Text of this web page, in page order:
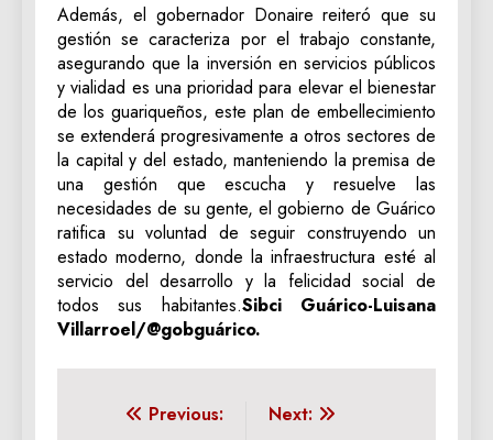
‎Además, el gobernador Donaire reiteró que su
gestión se caracteriza por el trabajo constante,
asegurando que la inversión en servicios públicos
y vialidad es una prioridad para elevar el bienestar
de los guariqueños, este plan de embellecimiento
se extenderá progresivamente a otros sectores de
la capital y del estado, manteniendo la premisa de
una gestión que escucha y resuelve las
necesidades de su gente, el gobierno de Guárico
ratifica su voluntad de seguir construyendo un
estado moderno, donde la infraestructura esté al
servicio del desarrollo y la felicidad social de
todos sus habitantes.‎Sibci Guárico-Luisana
Villarroel/@gobguárico.
Navegación
Previous:
Next: